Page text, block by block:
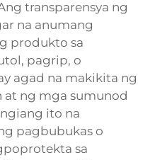
transparensya ng
na anumang
produkto sa
pagrip, o
agad na makikita ng
at ng mga sumunod
ito na
pagbubukas o
sa